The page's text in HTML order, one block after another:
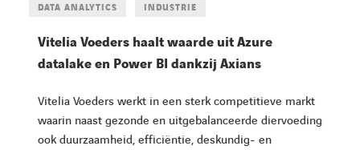
DATA ANALYTICS INDUSTRIE
Vitelia Voeders haalt waarde uit Azure
datalake en Power BI dankzij Axians
Vitelia Voeders werkt in een sterk competitieve markt
waarin naast gezonde en uitgebalanceerde diervoeding
ook duurzaamheid, efficiëntie, deskundig- en